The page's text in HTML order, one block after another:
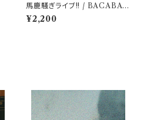
馬鹿騒ぎライブ!! / BACABAC
CA
¥2,200